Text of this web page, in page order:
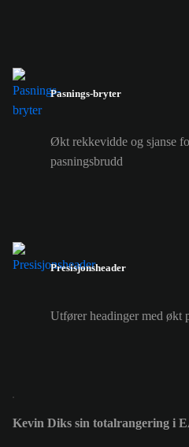
Pasnings-bryter
Økt rekkevidde og sjanse
pasningsbrudd
Presisjonsheader
Utfører headinger med økt
Kevin Diks sin totalrangering i